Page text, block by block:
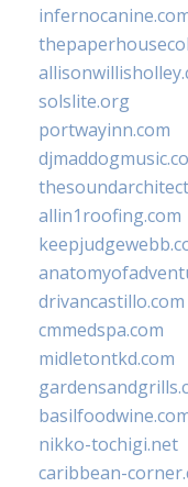
solslite.org
portwayinn.com
allin1roofing.com
drivancastillo.com
cmmedspa.com
midletontkd.com
nikko-tochigi.net
caribbean-